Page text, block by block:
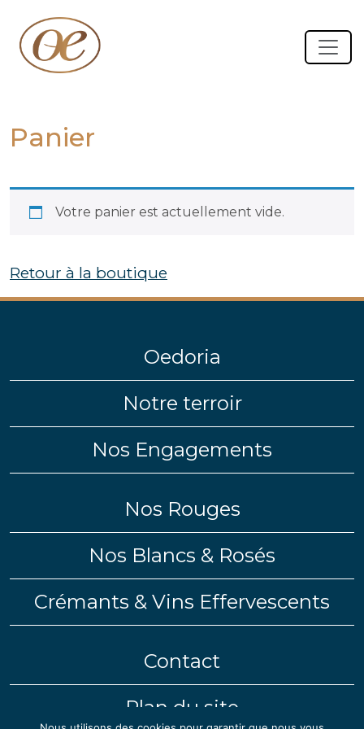
Panier
Votre panier est actuellement vide.
Retour à la boutique
Oedoria
Notre terroir
Nos Engagements
Nos Rouges
Nos Blancs & Rosés
Crémants & Vins Effervescents
Contact
Plan du site